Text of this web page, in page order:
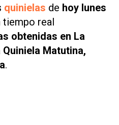
quinielas de hoy lunes
tiempo real
obtenidas en La
Matutina,
.